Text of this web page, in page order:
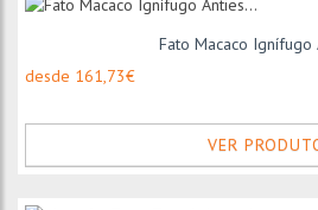
Fato Macaco Ignífugo
desde 161,73€
VER